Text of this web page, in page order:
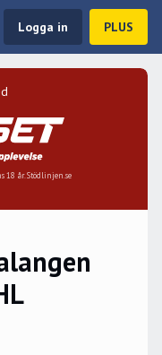
Logga in PLUS
18 år. Stödlinjen.se